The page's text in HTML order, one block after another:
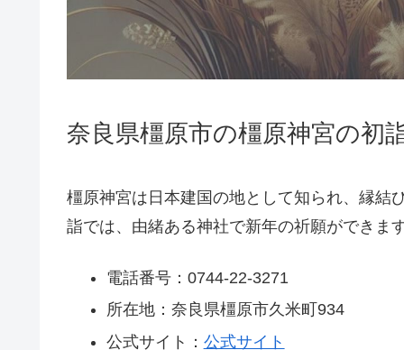
奈良県橿原市の橿原神宮の初
橿原神宮は日本建国の地として知られ、縁結
詣では、由緒ある神社で新年の祈願ができま
電話番号：0744-22-3271
所在地：奈良県橿原市久米町934
公式サイト： 公式サイト